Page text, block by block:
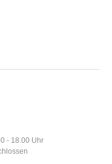
- 18.00 Uhr